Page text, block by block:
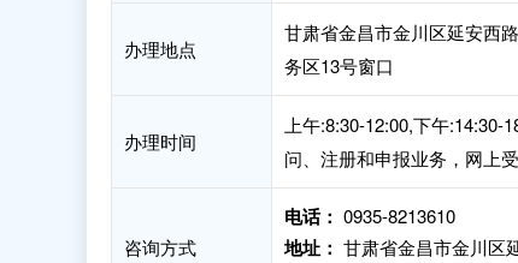
办理地点
甘肃省金昌市金川区延安西
务区13号窗口
办理时间
上午:8:30-12:00,下午
问、注册和申报业务，网上
咨询方式
电话： 0935-8213610
地址： 甘肃省金昌市金川区